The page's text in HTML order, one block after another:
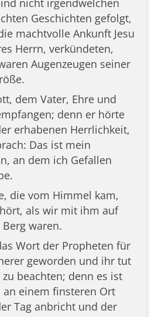
nicht irgendwelchen
Geschichten gefolgt,
machtvolle Ankunft Jesu
Herrn, verkündeten,
Augenzeugen seiner
dem Vater, Ehre und
denn er hörte
erhabenen Herrlichkeit,
Das ist mein
an dem ich Gefallen
die vom Himmel kam,
als wir mit ihm auf
waren.
Wort der Propheten für
geworden und ihr tut
beachten; denn es ist
an einem finsteren Ort
Tag anbricht und der